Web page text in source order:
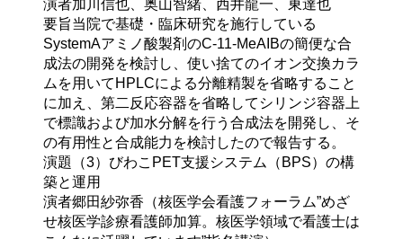
演者加川信也、奥山智緒、西井龍一、東達也
要旨当院で基礎・臨床研究を施行している
SystemAアミノ酸製剤のC-11-MeAIBの簡便な合
成法の開発を検討し、使い捨てのイオン交換カラ
ムを用いてHPLCによる分離精製を省略すること
に加え、第二反応容器を省略してシリンジ容器上
で標識および加水分解を行う合成法を開発し、そ
の有用性と合成能力を検討したので報告する。
演題（3） びわこPET支援システム（BPS）の構
築と運用
演者郷田紗弥香（核医学会看護フォーラム”めざ
せ核医学診療看護師加算。核医学領域で看護士は